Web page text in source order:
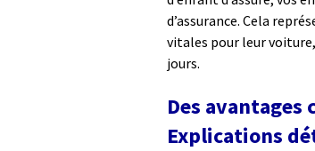
d’assurance. Cela
vitales pour leur
jours.
Des avantages
Explications